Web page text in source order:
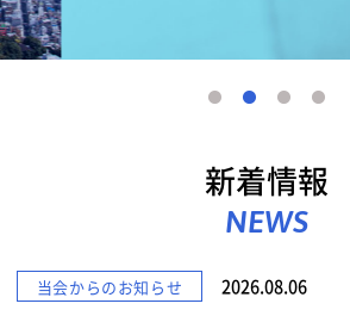
新着情報
NEWS
当会からのお知らせ 2026.08.06